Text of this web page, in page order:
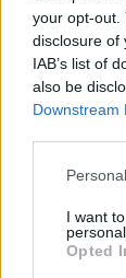
your opt-out.
disclosure of
IAB’s list of
also be
Downstream
I want
Opted
A
ver esta
DAZN
La
todos los
Además
directo,
diferido, y